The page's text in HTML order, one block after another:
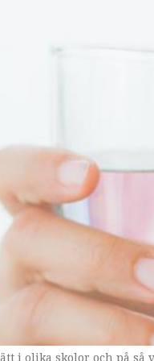
i olika skolor och på
skillnader i